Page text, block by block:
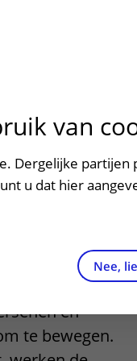
route
polikliniek
Verwijzers
Teleconsult
is een ernstige
en
te bewegen.
van
Dergelijke partijen
u dat hier
Nee,